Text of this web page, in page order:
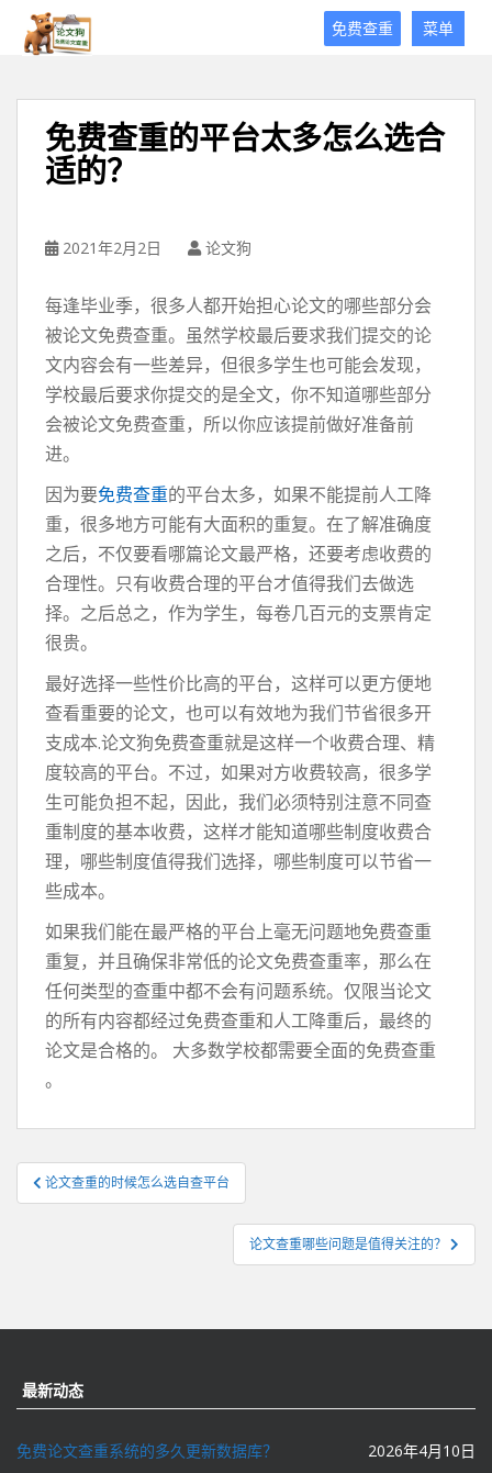
菜单
免费查重
免费查重的平台太多怎么选合
适的？
2021年2月2日 论文狗
每逢毕业季，很多人都开始担心论文的哪些部分会
被论文免费查重。虽然学校最后要求我们提交的论
文内容会有一些差异，但很多学生也可能会发现，
学校最后要求你提交的是全文，你不知道哪些部分
会被论文免费查重，所以你应该提前做好准备前
进。
因为要免费查重的平台太多，如果不能提前人工降
重，很多地方可能有大面积的重复。在了解准确度
之后，不仅要看哪篇论文最严格，还要考虑收费的
合理性。只有收费合理的平台才值得我们去做选
择。之后总之，作为学生，每卷几百元的支票肯定
很贵。
最好选择一些性价比高的平台，这样可以更方便地
查看重要的论文，也可以有效地为我们节省很多开
支成本.论文狗免费查重就是这样一个收费合理、精
度较高的平台。不过，如果对方收费较高，很多学
生可能负担不起，因此，我们必须特别注意不同查
重制度的基本收费，这样才能知道哪些制度收费合
理，哪些制度值得我们选择，哪些制度可以节省一
些成本。
如果我们能在最严格的平台上毫无问题地免费查重
重复，并且确保非常低的论文免费查重率，那么在
任何类型的查重中都不会有问题系统。仅限当论文
的所有内容都经过免费查重和人工降重后，最终的
论文是合格的。 大多数学校都需要全面的免费查重
。
文
章
论文查重的时候怎么选自查平台
论文查重哪些问题是值得关注的？
最新动态
免费论文查重系统的多久更新数据库？ 2026年4月10日